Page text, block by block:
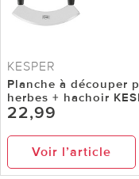
KESPER
Planche à découper
herbes + hachoir
22,99
Voir l’article